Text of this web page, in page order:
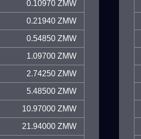
0.10970 ZMW
0.21940 ZMW
0.54850 ZMW
1.09700 ZMW
2.74250 ZMW
5.48500 ZMW
10.97000 ZMW
21.94000 ZMW